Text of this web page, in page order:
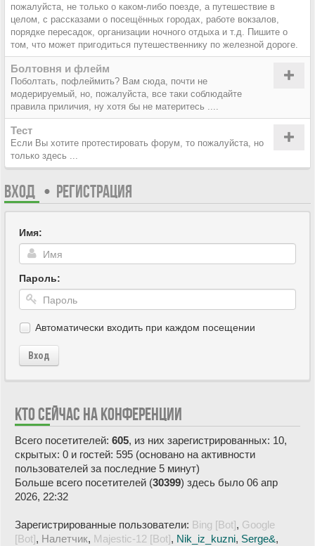
пожалуйста, не только о каком-либо поезде, а путешествие в
целом, с рассказами о посещённых городах, работе вокзалов,
порядке пересадок, организации ночного отдыха и т.д. Пишите о
том, что может пригодиться путешественнику по железной дороге.
Болтовня и флейм
Поболтать, пофлеймить? Вам сюда, почти не
модерируемый, но, пожалуйста, все таки соблюдайте
правила приличия, ну хотя бы не материтесь ....
Тест
Если Вы хотите протестировать форум, то пожалуйста, но
только здесь ...
ВХОД • РЕГИСТРАЦИЯ
Имя:
Пароль:
Автоматически входить при каждом посещении
Вход
КТО СЕЙЧАС НА КОНФЕРЕНЦИИ
Всего посетителей: 605, из них зарегистрированных: 10,
скрытых: 0 и гостей: 595 (основано на активности
пользователей за последние 5 минут)
Больше всего посетителей (30399) здесь было 06 апр
2026, 22:32
Зарегистрированные пользователи: Bing [Bot], Google
[Bot], Hалетчик, Majestic-12 [Bot], Nik_iz_kuzni, Serge&,